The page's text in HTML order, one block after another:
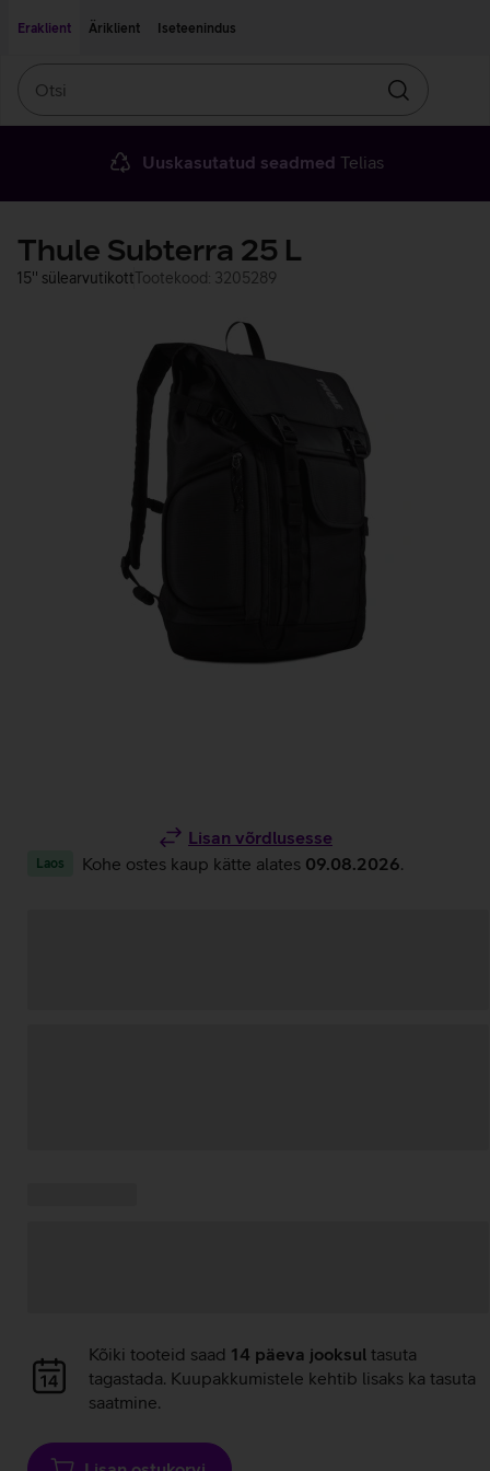
Eraklient
Äriklient Iseteenindus
Otsin
Uuskasutatud seadmed Telias
Thule Subterra 25 L
15'' sülearvutikottTootekood: 3205289
Lisan võrdlusesse
Laos Kohe ostes kaup kätte alates 09.08.2026
Andmete
laadimine
Kõiki tooteid saad 14 päeva jooksul tasuta
tagastada. Kuupakkumistele kehtib lisaks ka tasuta
saatmine.